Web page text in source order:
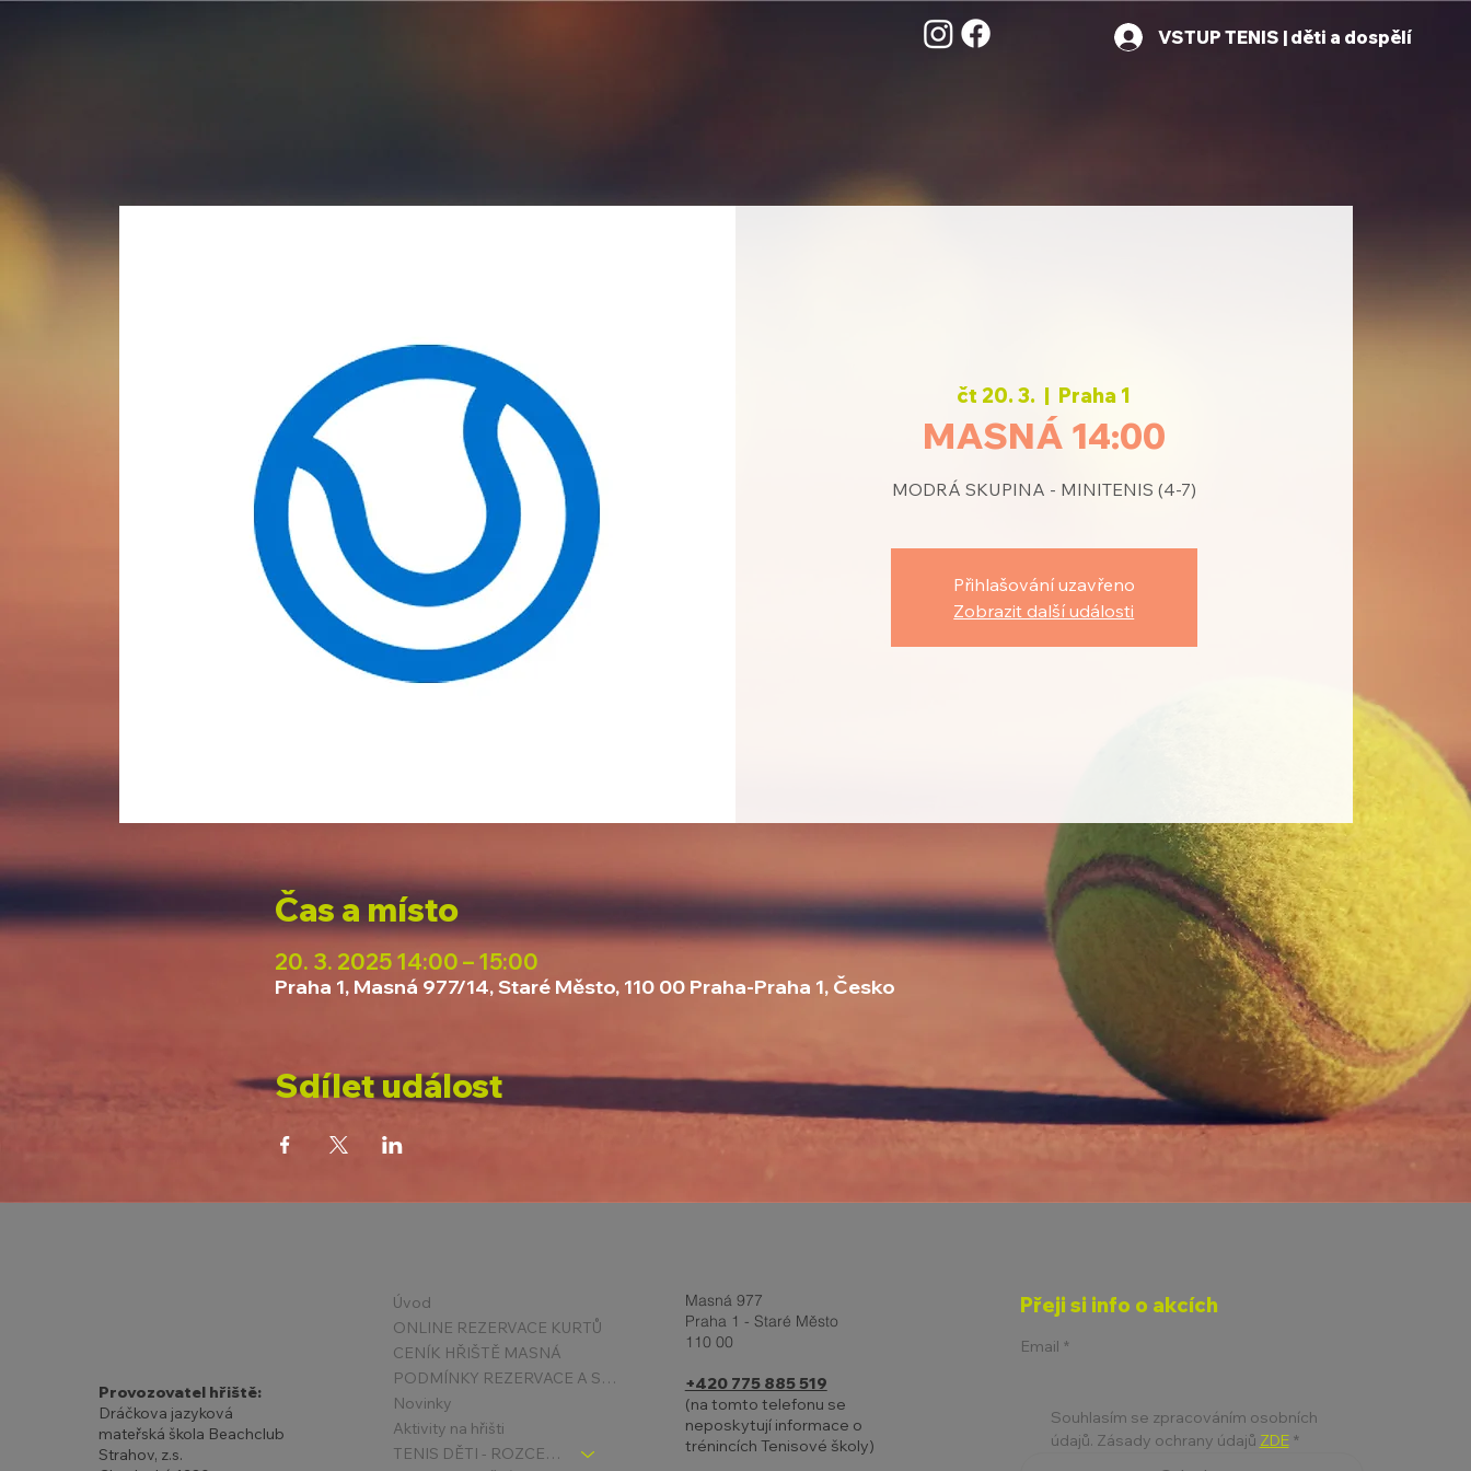
VSTUP TENIS | děti a dospělí
čt 20. 3.
  |
Praha 1
MASNÁ 14:00
MODRÁ SKUPINA - MINITENIS (4-7)
Přihlašování uzavřeno
Zobrazit další události
Čas a místo
20. 3. 2025 14:00 – 15:00
Praha 1, Masná 977/14, Staré Město, 110 00 Praha-Praha 1, Česko
Sdílet událost
Provozovatel hřiště:
Dráčkova jazyková
mateřská škola Beachclub
Strahov, z.s.
Úvod
ONLINE REZERVACE KURTŮ
CENÍK HŘIŠTĚ MASNÁ
PODMÍNKY REZERVACE A STORNA
Novinky
Aktivity na hřišti
TENIS DĚTI - ROZCESTNÍK
Masná 977
Praha 1 - Staré Město
110 00
+420 775 885 519
(na tomto telefonu se
neposkytují informace o
trénincích Tenisové školy)
Přeji si info o akcích
Email *
Souhlasím se zpracováním osobních
údajů. Zásady ochrany údajů ZDE *